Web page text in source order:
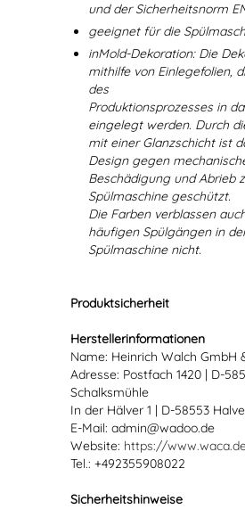
und der Sicherheitsnorm
geeignet für die
inMold-Dekoration: Die
mithilfe von Einlegefolien,
des
Produktionsprozesses in
eingelegt werden. Durch
mit einer Glanzschicht ist
Design gegen
Beschädigung und Abrieb
Spülmaschine geschützt.
Die Farben verblassen
häufigen Spülgängen in
Spülmaschine nicht.
Produktsicherheit
Herstellerinformationen
Name: Heinrich Walch GmbH
Adresse: Postfach 1420 | D-
Schalksmühle
In der Hälver 1 | D-58553
E-Mail: admin@wadoo.de
Website: https://
Tel.: +492355908022
Sicherheitshinweise